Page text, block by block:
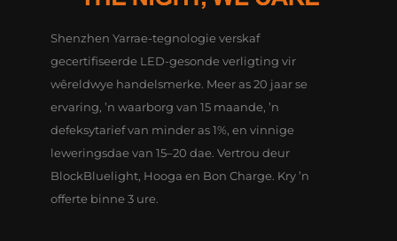
Shenzhen Yarrae-tegnologie verskaf
gecertifiseerde LED-gesonde verligting vir
wêreldwye handelsmerke. Meer as 20 jaar se
ervaring, ’n waarborg van 15 maande, ’n
defeksytarief van minder as 1%, en vinnige
leweringsdae van 15–20 dae. Vertrou deur
BlockBluelight, Hooga en Bon Charge. Kry ’n
offerte binne 3 ure.